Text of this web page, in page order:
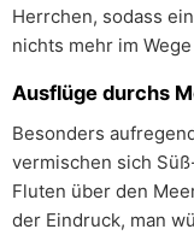
Herrchen, sodass
nichts mehr im
Ausflüge durchs
Besonders
vermischen sich
Fluten über den
der Eindruck, man